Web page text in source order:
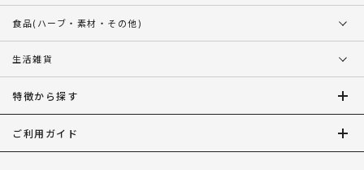
食品(ハーブ・素材・その他)
生活雑貨
特徴から探す
ご利用ガイド